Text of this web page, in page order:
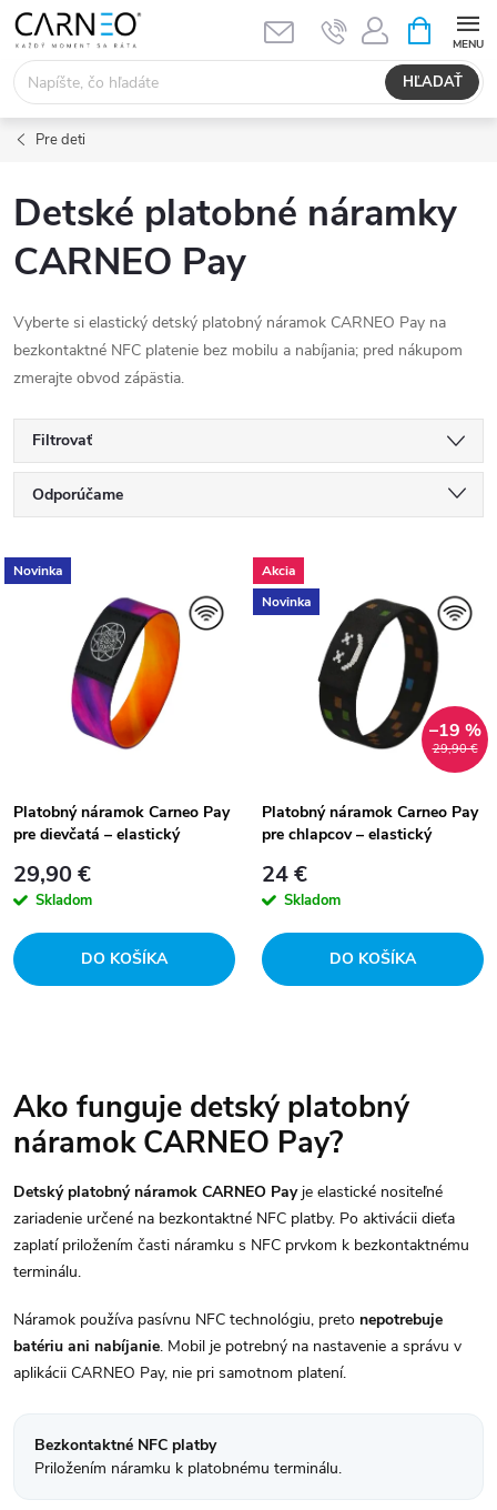
Prejsť
obsah
HĽADAŤ
KOŠÍK
Pre deti
Detské platobné náramky
CARNEO Pay
Vyberte si elastický detský platobný náramok CARNEO Pay na
bezkontaktné NFC platenie bez mobilu a nabíjania; pred nákupom
zmerajte obvod zápästia.
Filtrovať
R
a
e
p
r
o
u
k
t
o
v
Odporúčame
Najdrahšie
Najpredávanejšie
Abecedne
V
s
p
r
o
u
k
t
o
v
Novinka
Platobný náramok Carneo Pay
pre dievčatá – elastický
29,90 €
Skladom
DO KOŠÍKA
Akcia
Novinka
29,90 €
–19 %
Platobný náramok Carneo Pay
pre chlapcov – elastický
24 €
Skladom
DO KOŠÍKA
v
l
á
d
a
c
i
Ako funguje detský platobný
náramok CARNEO Pay?
Detský platobný náramok CARNEO Payje elastické nositeľné
zariadenie určené na bezkontaktné NFC platby. Po aktivácii dieťa
zaplatí priložením časti náramku s NFC prvkom k bezkontaktnému
terminálu.
Náramok používa pasívnu NFC technológiu, preto nepotrebuje
batériu ani nabíjanie. Mobil je potrebný na nastavenie a správu v
aplikácii CARNEO Pay, nie pri samotnom platení.
Bezkontaktné NFC platby
Priložením náramku k platobnému terminálu.